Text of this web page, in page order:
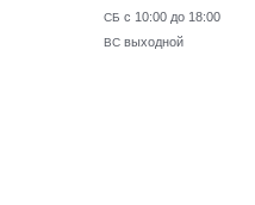
СБ с 10:00 до 18:00
ВС выходной